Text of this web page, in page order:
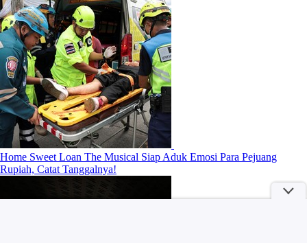
Home Sweet Loan The Musical Siap Aduk Emosi Para Pejuang
Rupiah, Catat Tanggalnya!